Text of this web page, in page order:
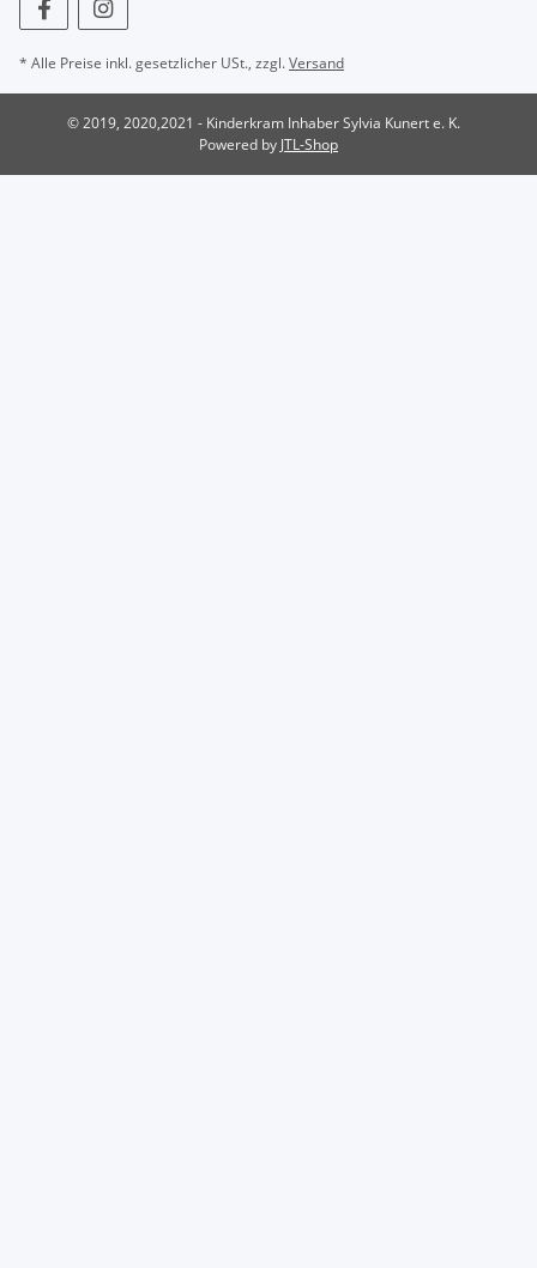
* Alle Preise inkl. gesetzlicher USt., zzgl.Versand
© 2019, 2020,2021 - Kinderkram Inhaber Sylvia Kunert e. K.
Powered by JTL-Shop